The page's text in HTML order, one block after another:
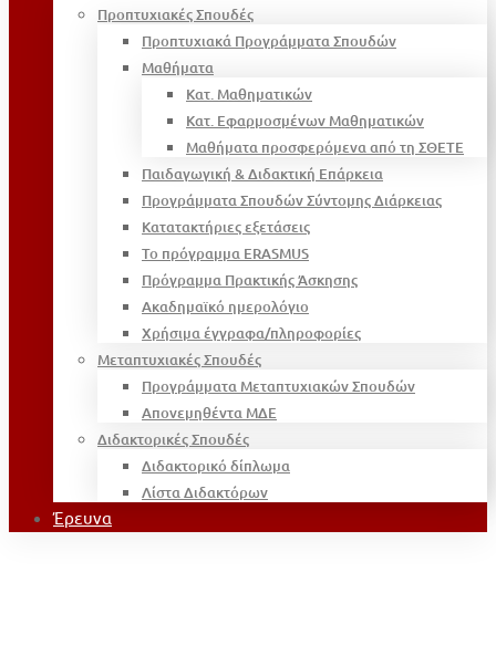
Προπτυχιακές Σπουδές
Προπτυχιακά Προγράμματα Σπουδών
Μαθήματα
Κατ. Μαθηματικών
Κατ. Εφαρμοσμένων Μαθηματικών
Μαθήματα προσφερόμενα από τη ΣΘΕΤΕ
Παιδαγωγική & Διδακτική Επάρκεια
Προγράμματα Σπουδών Σύντομης Διάρκειας
Κατατακτήριες εξετάσεις
Το πρόγραμμα ERASMUS
Πρόγραμμα Πρακτικής Άσκησης
Ακαδημαϊκό ημερολόγιο
Χρήσιμα έγγραφα/πληροφορίες
Μεταπτυχιακές Σπουδές
Προγράμματα Μεταπτυχιακών Σπουδών
Απονεμηθέντα ΜΔΕ
Διδακτορικές Σπουδές
Διδακτορικό δίπλωμα
Λίστα Διδακτόρων
Έρευνα